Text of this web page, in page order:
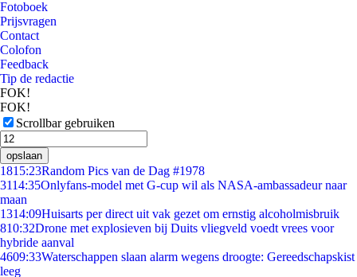
Fotoboek
Prijsvragen
Contact
Colofon
Feedback
Tip de redactie
FOK!
FOK!
Scrollbar gebruiken
opslaan
1815:23Random Pics van de Dag #1978
3114:35Onlyfans-model met G-cup wil als NASA-ambassadeur naar
maan
1314:09Huisarts per direct uit vak gezet om ernstig alcoholmisbruik
810:32Drone met explosieven bij Duits vliegveld voedt vrees voor
hybride aanval
4609:33Waterschappen slaan alarm wegens droogte: Gereedschapskist
leeg